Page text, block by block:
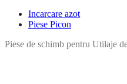
Incarcare azot
Piese Picon
Piese de schimb pentru Utilaje